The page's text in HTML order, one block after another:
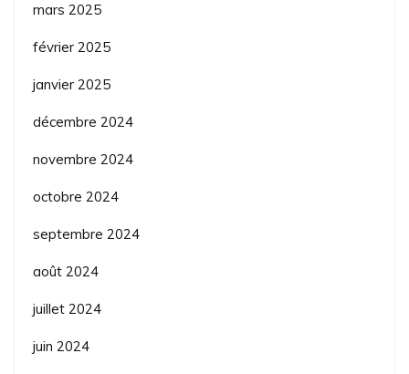
mars 2025
février 2025
janvier 2025
décembre 2024
novembre 2024
octobre 2024
septembre 2024
août 2024
juillet 2024
juin 2024